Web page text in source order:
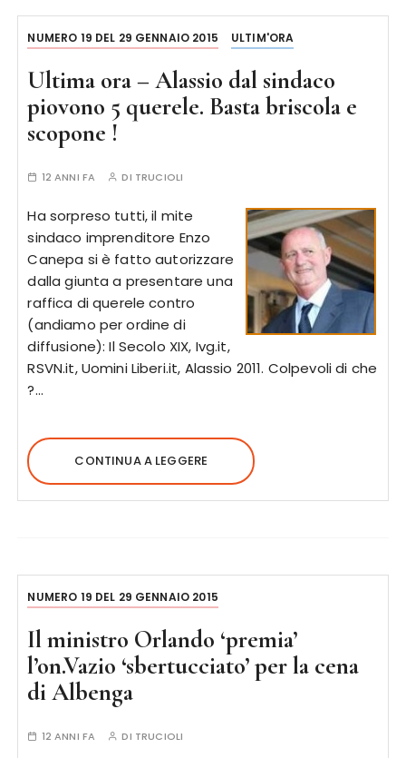
NUMERO 19 DEL 29 GENNAIO 2015 ULTIM'ORA
Ultima ora – Alassio dal sindaco
piovono 5 querele. Basta briscola e
scopone !
12 ANNI FA DI TRUCIOLI
Ha sorpreso tutti, il mite
sindaco imprenditore Enzo
Canepa si è fatto autorizzare
dalla giunta a presentare una
raffica di querele contro
(andiamo per ordine di
diffusione): Il Secolo XIX, Ivg.it,
RSVN.it, Uomini Liberi.it, Alassio 2011. Colpevoli di che
?…
CONTINUA A LEGGERE
NUMERO 19 DEL 29 GENNAIO 2015
Il ministro Orlando ‘premia’
l’on.Vazio ‘sbertucciato’ per la cena
di Albenga
12 ANNI FA DI TRUCIOLI